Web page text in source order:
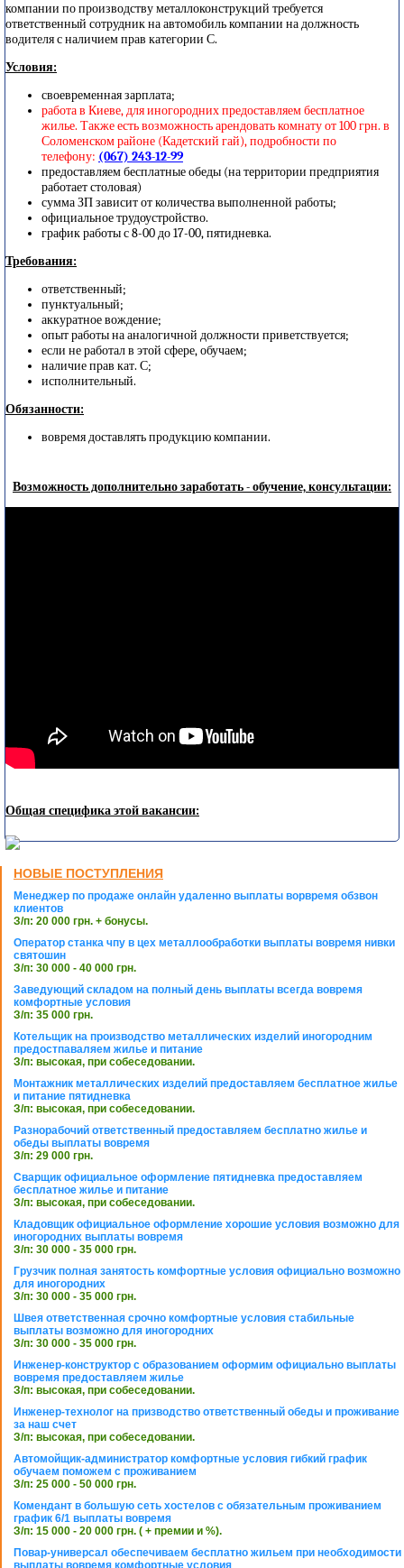
компании по производству металлоконструкций требуется
ответственный сотрудник на автомобиль компании на должность
водителя с наличием прав категории С.
Условия:
своевременная зарплата;
работа в Киеве, для иногородних предоставляем бесплатное
жилье. Также есть возможность арендовать комнату от 100 грн. в
Соломенском районе (Кадетский гай), подробности по
телефону: (067) 243-12-99
предоставляем бесплатные обеды (на территории предприятия
работает столовая)
сумма ЗП зависит от количества выполненной работы;
официальное трудоустройство.
график работы с 8-00 до 17-00, пятидневка.
Требования:
ответственный;
пунктуальный;
аккуратное вождение;
опыт работы на аналогичной должности приветствуется;
если не работал в этой сфере, обучаем;
наличие прав кат. С;
исполнительный.
Обязанности:
вовремя доставлять продукцию компании.
Возможность дополнительно заработать - обучение, консультации:
Общая специфика этой вакансии:
НОВЫЕ ПОСТУПЛЕНИЯ
Менеджер по продаже онлайн удаленно выплаты ворвремя обзвон
клиентов
З/п: 20 000 грн. + бонусы.
Оператор станка чпу в цех металлообработки выплаты вовремя нивки
святошин
З/п: 30 000 - 40 000 грн.
Заведующий складом на полный день выплаты всегда вовремя
комфортные условия
З/п: 35 000 грн.
Котельщик на производство металлических изделий иногородним
предостпаваляем жилье и питание
З/п: высокая, при собеседовании.
Монтажник металлических изделий предоставляем бесплатное жилье
и питание пятидневка
З/п: высокая, при собеседовании.
Разнорабочий ответственный предоставляем бесплатно жилье и
обеды выплаты вовремя
З/п: 29 000 грн.
Сварщик официальное оформление пятидневка предоставляем
бесплатное жилье и питание
З/п: высокая, при собеседовании.
Кладовщик официальное оформление хорошие условия возможно для
иногородних выплаты вовремя
З/п: 30 000 - 35 000 грн.
Грузчик полная занятость комфортные условия официально возможно
для иногородних
З/п: 30 000 - 35 000 грн.
Швея ответственная срочно комфортные условия стабильные
выплаты возможно для иногородних
З/п: 30 000 - 35 000 грн.
Инженер-конструктор с образованием оформим официально выплаты
вовремя предоставляем жилье
З/п: высокая, при собеседовании.
Инженер-технолог на призводство ответственный обеды и проживание
за наш счет
З/п: высокая, при собеседовании.
Автомойщик-администратор комфортные условия гибкий график
обучаем поможем с проживанием
З/п: 25 000 - 50 000 грн.
Комендант в большую сеть хостелов с обязательным проживанием
график 6/1 выплаты вовремя
З/п: 15 000 - 20 000 грн. ( + премии и %).
Повар-универсал обеспечиваем бесплатно жильем при необходимости
выплаты вовремя комфортные условия